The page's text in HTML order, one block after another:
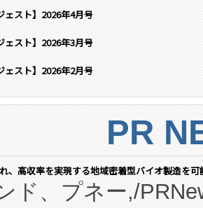
ェスト】2026年4月号
ェスト】2026年3月号
ェスト】2026年2月号
PR
、高収率を実現する地域密着型バイオ製造を
ド、プネー,/